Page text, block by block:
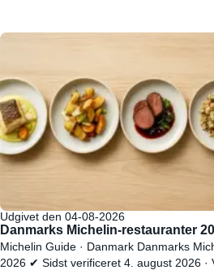
Udgivet den 04-08-2026
Danmarks Michelin-restauranter
Michelin Guide · Danmark Danmarks
2026 ✔ Sidst verificeret 4. august 2026 ·